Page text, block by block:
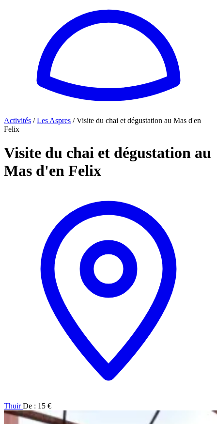
Activités / Les Aspres / Visite du chai et dégustation au Mas d'en
Felix
Visite du chai et dégustation au
Mas d'en Felix
ThuirDe : 15 €